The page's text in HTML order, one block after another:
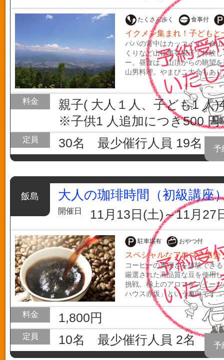
たくさん歩く 食事付
イクメン集まれ！子どもと
パパの背中はカッコイイ！傘
くりなど山仕事を親子で体験
ー。昼食は、山頂からの眺望
山男料理。やまびこ大会もあ
料金
親子( 大人１人、子ども1 人
※子供1 人追加につき500 円
定員 30名 最少催行人員 19名 予
大人の珈琲時間（初級講座
開催日 11月13日(土)～11月27
飯島
駐車場有 おやつ付
スペシャルなアロマと出
コーヒーの奥深さを体験でき
厳選された高品質な豆を使用
挑戦。極上のアロマをスイー
ハウス赤坂」という趣向です。
料金 1,800円
定員 10名 最少催行人員 2名 予